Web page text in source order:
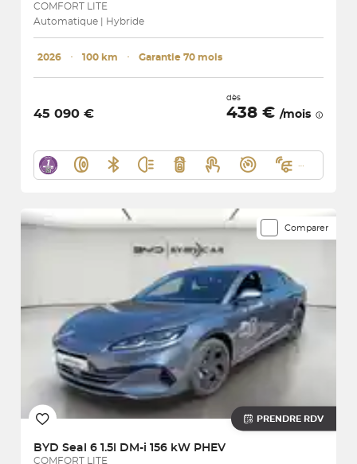
COMFORT LITE
Automatique | Hybride
2026 ･ 100 km ･ Garantie 70 mois
45 090 €
dès
438 € /mois
Comparer
PRENDRE RDV
BYD Seal 6 1.5l DM-i 156 kW PHEV
COMFORT LITE